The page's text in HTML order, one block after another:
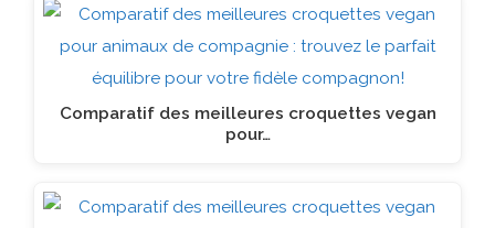
Comparatif des meilleures croquettes vegan
pour…